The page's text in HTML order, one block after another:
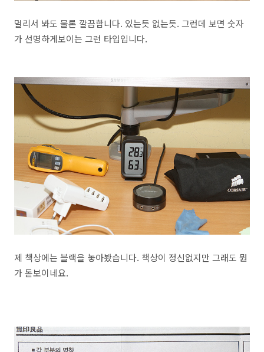
멀리서 봐도 물론 깔끔합니다. 있는듯 없는듯. 그런데 보면 숫자
가 선명하게보이는 그런 타입입니다.
제 책상에는 블랙을 놓아봤습니다. 책상이 정신없지만 그래도 뭔
가 돋보이네요.